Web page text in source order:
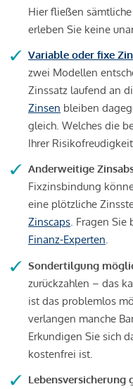
Hier fließen
erleben Sie keine
Variable oder fixe
zwei Modellen
Zinssatz laufend an
Zinsen bleiben
gleich. Welches die
Ihrer
Anderweitige
Fixzinsbindung
eine plötzliche
Zinscaps. Fragen Sie
Finanz-Experten.
Sondertilgung
zurückzahlen – das
ist das problemlos
verlangen manche
Erkundigen Sie sich
kostenfrei ist.
Lebensversicherung